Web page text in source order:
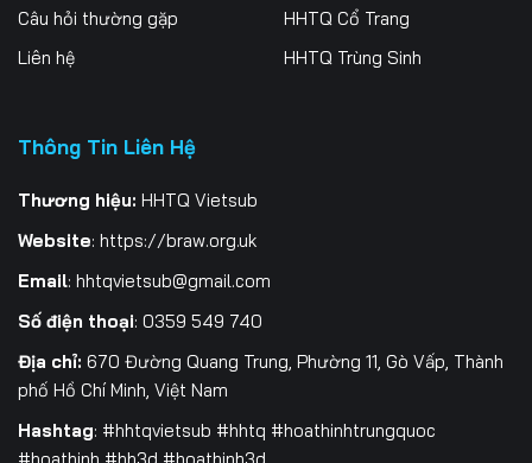
Câu hỏi thường gặp
Liên hệ
HHTQ Cổ Trang
HHTQ Trùng Sinh
Thông Tin Liên Hệ
Thương hiệu: HHTQ Vietsub
Website: https://braw.org.uk
Email: hhtqvietsub@gmail.com
Số điện thoại: 0359 549 740
Địa chỉ: 670 Đường Quang Trung, Phường 11, Gò Vấp, Thành
phố Hồ Chí Minh, Việt Nam
Hashtag: #hhtqvietsub #hhtq #hoathinhtrungquoc